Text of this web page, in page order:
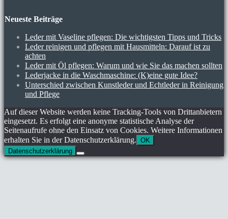
Neueste Beiträge
Leder mit Vaseline pflegen: Die wichtigsten Tipps und Tricks
Leder reinigen und pflegen mit Hausmitteln: Darauf ist zu
achten
Leder mit Öl pflegen: Warum und wie Sie das machen sollten
Lederjacke in die Waschmaschine: (K)eine gute Idee?
Unterschied zwischen Kunstleder und Echtleder in Reinigung
und Pflege
Auf dieser Website werden keine Tracking-Tools von Drittanbietern
eingesetzt. Es erfolgt eine anonyme statistische Analyse der
Seitenaufrufe ohne den Einsatz von Cookies. Weitere Informationen
erhalten Sie in der Datenschutzerklärung. OK
Datenschutzerklärung